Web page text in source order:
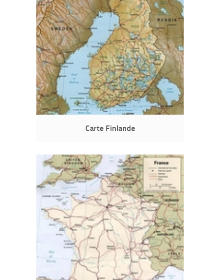
Carte Finlande